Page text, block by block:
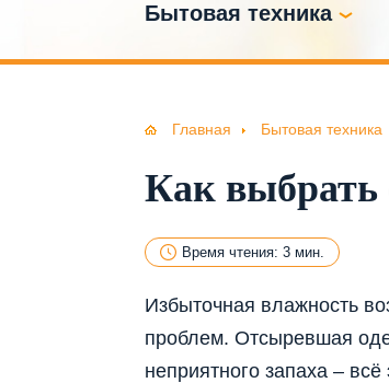
Бытовая техника
Главная Бытовая техника
Как выбрать
Время чтения: 3 мин.
Избыточная влажность
проблем. Отсыревшая
неприятного запаха –